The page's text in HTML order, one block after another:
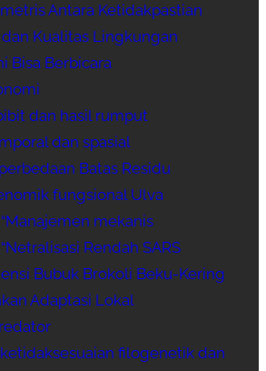
Antara Ketidakpastian
Kualitas Lingkungan
Bisa Berbicara
dan hasil rumput
dan spasial
Batas Residu
fungsional Ulva
mekanis
Rendah SARS
Bubuk Brokoli Beku-Kering
Adaptasi Lokal
filogenetik dan